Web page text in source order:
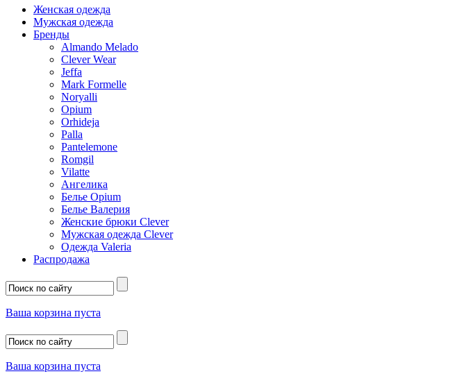
Женская одежда
Мужская одежда
Бренды
Almando Melado
Clever Wear
Jeffa
Mark Formelle
Noryalli
Opium
Orhideja
Palla
Pantelemone
Romgil
Vilatte
Ангелика
Белье Opium
Белье Валерия
Женские брюки Clever
Мужская одежда Clever
Одежда Valeria
Распродажа
Ваша корзина пуста
Ваша корзина пуста